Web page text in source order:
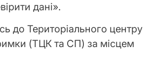
дані».
до Територіального центру
(ТЦК та СП) за місцем